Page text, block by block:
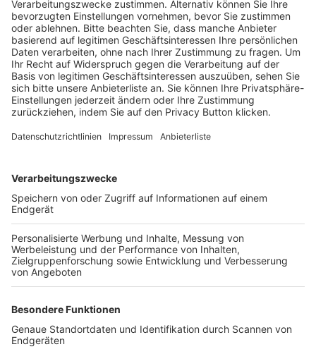
Schulungsangebot Vereinsmitarbeiter
BFV-Geschäftsstellen
Trainerbörse
Login SpielPlus
FOLGE DEM BFV
TOP-VEREINE
TOP-PARTNER